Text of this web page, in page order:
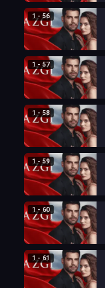
1 - 56
1 - 57
1 - 58
1 - 59
1 - 60
1 - 61